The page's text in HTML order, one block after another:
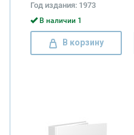
Год издания: 1973
В наличии 1
В корзину